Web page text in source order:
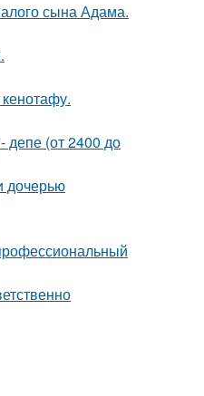
сына Адама.
депе (от 2400 до
дочерью